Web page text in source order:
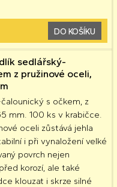
DO KOŠÍKU
sedlářský-
z pružinové oceli,
s očkem, z
mm. 100 ks v krabičce.
oceli zůstává jehla
i při vynaložení velké
povrch nejen
korozí, ale také
klouzat i skrze silné